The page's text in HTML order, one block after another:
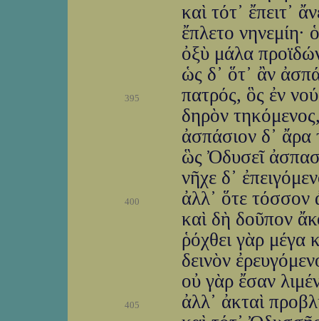
καὶ τότ᾽ ἔπειτ᾽
ἔπλετο νηνεμίη·
ὀξὺ μάλα
ὡς δ᾽ ὅτ᾽ ἂν
395
πατρός, ὃς ἐν
δηρὸν
ἀσπάσιον δ᾽ ἄρα
ὣς Ὀδυσεῖ
νῆχε δ᾽
400
ἀλλ᾽ ὅτε
καὶ δὴ δοῦπον
ῥόχθει γὰρ μέγα
δεινὸν
οὐ γὰρ ἔσαν
405
ἀλλ᾽ ἀκταὶ